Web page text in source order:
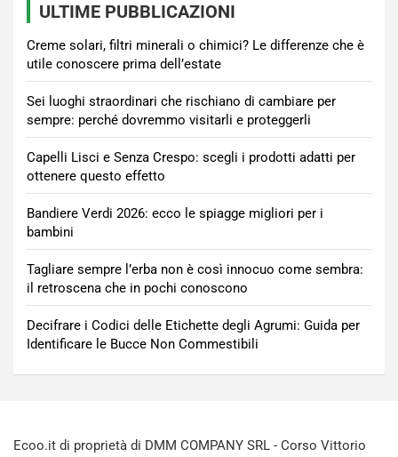
ULTIME PUBBLICAZIONI
Creme solari, filtri minerali o chimici? Le differenze che è
utile conoscere prima dell’estate
Sei luoghi straordinari che rischiano di cambiare per
sempre: perché dovremmo visitarli e proteggerli
Capelli Lisci e Senza Crespo: scegli i prodotti adatti per
ottenere questo effetto
Bandiere Verdi 2026: ecco le spiagge migliori per i
bambini
Tagliare sempre l’erba non è così innocuo come sembra:
il retroscena che in pochi conoscono
Decifrare i Codici delle Etichette degli Agrumi: Guida per
Identificare le Bucce Non Commestibili
Ecoo.it di proprietà di DMM COMPANY SRL - Corso Vittorio